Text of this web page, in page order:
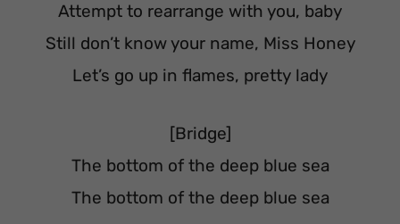
Attempt to rearrange with you, baby
Still don’t know your name, Miss Honey
Let’s go up in flames, pretty lady
[Bridge]
The bottom of the deep blue sea
The bottom of the deep blue sea